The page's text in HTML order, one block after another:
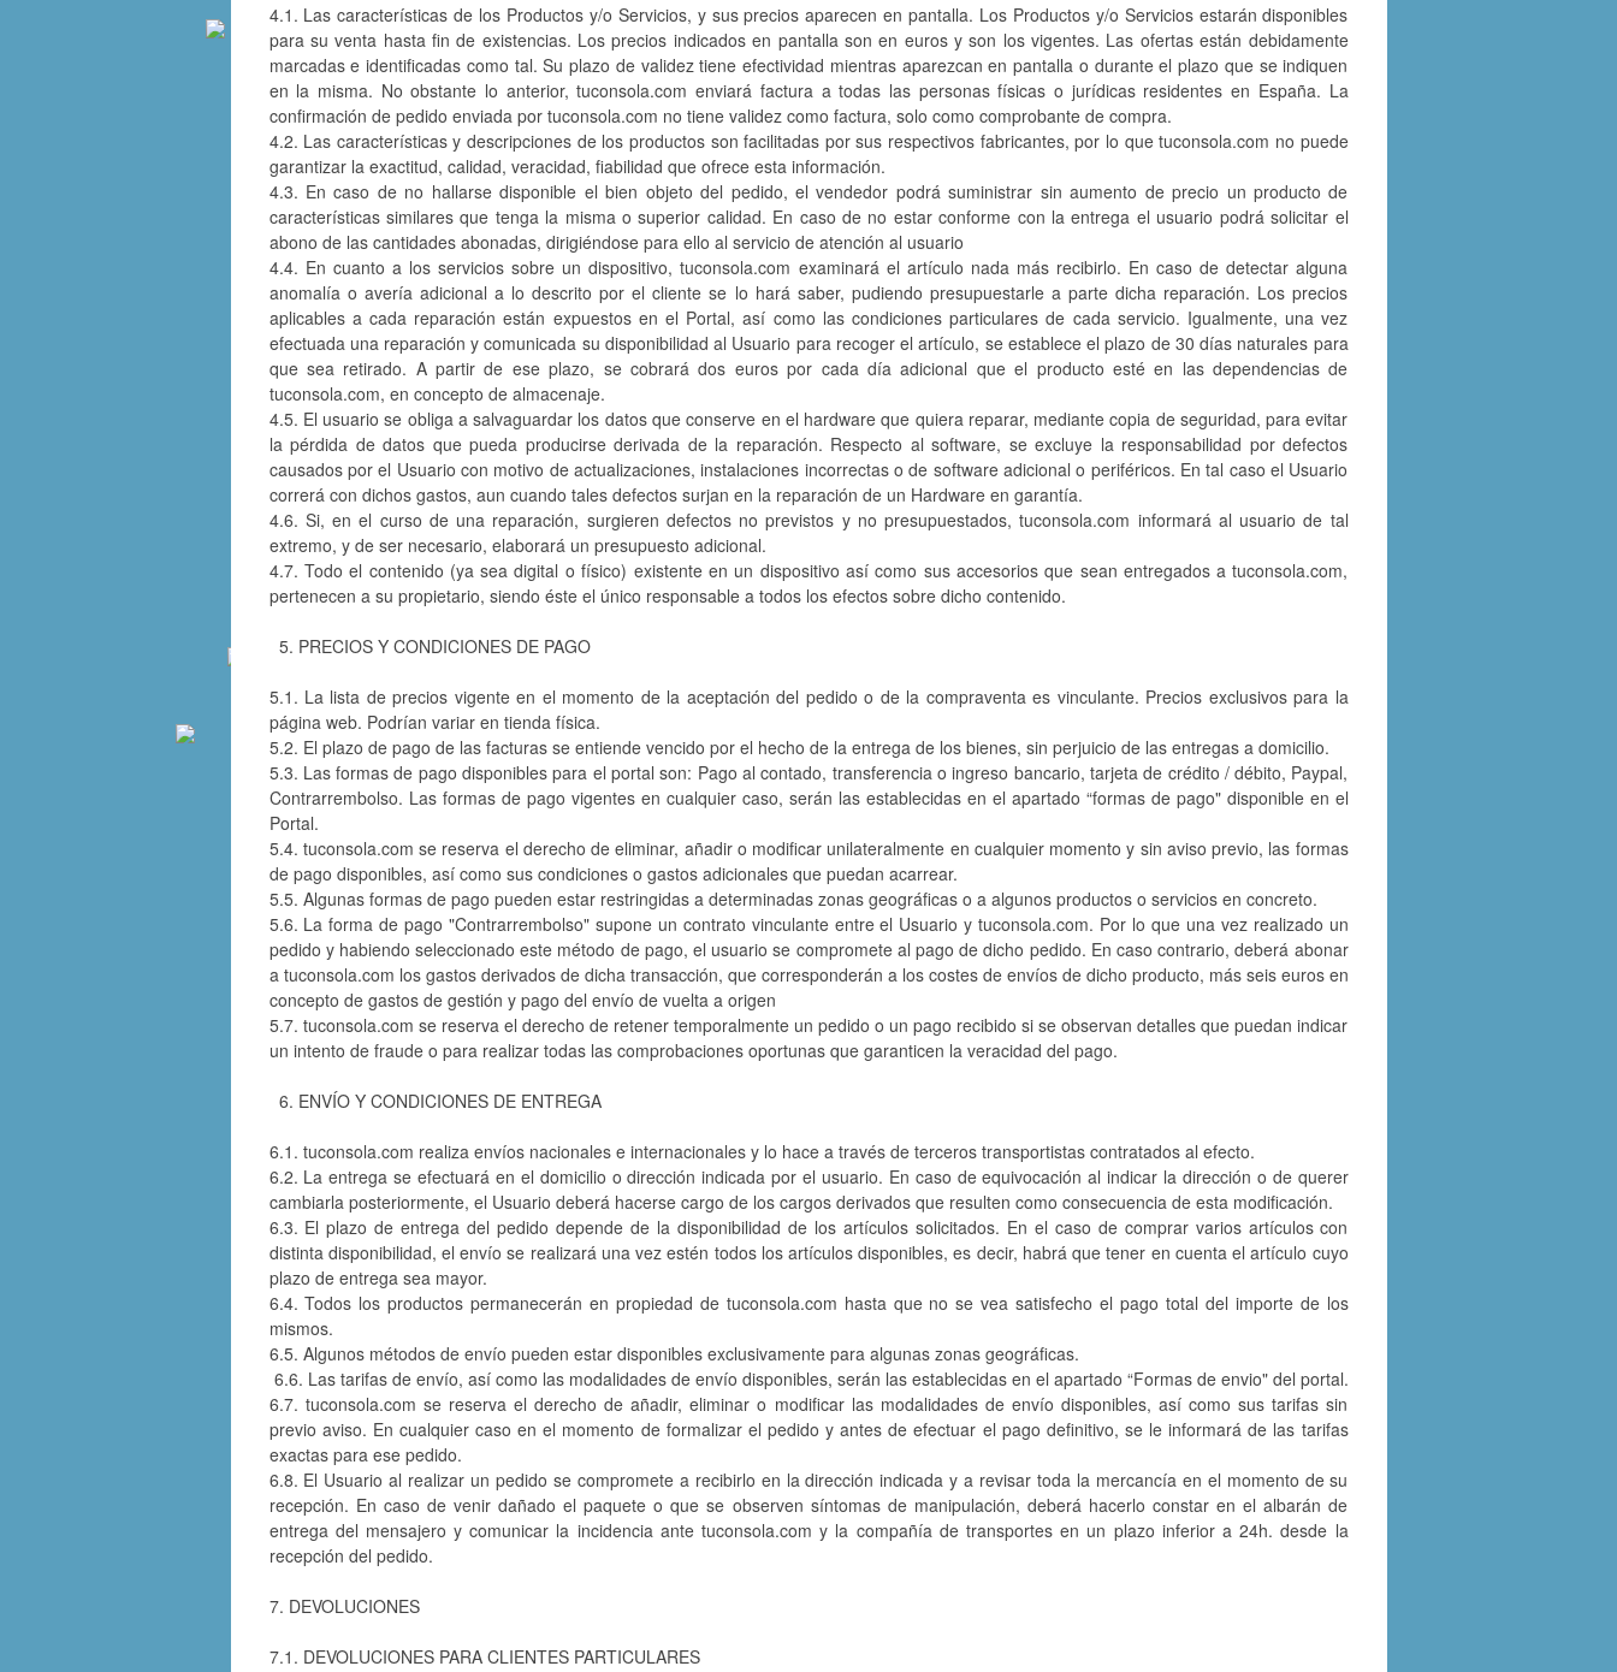
4.1. Las características de los Productos y/o Servicios, y sus precios aparecen en pantalla. Los Productos y/o Servicios estarán disponibles
para su venta hasta fin de existencias. Los precios indicados en pantalla son en euros y son los vigentes. Las ofertas están debidamente
marcadas e identificadas como tal. Su plazo de validez tiene efectividad mientras aparezcan en pantalla o durante el plazo que se indiquen
en la misma. No obstante lo anterior, tuconsola.com enviará factura a todas las personas físicas o jurídicas residentes en España. La
confirmación de pedido enviada por tuconsola.com no tiene validez como factura, solo como comprobante de compra.
4.2. Las características y descripciones de los productos son facilitadas por sus respectivos fabricantes, por lo que tuconsola.com no puede
garantizar la exactitud, calidad, veracidad, fiabilidad que ofrece esta información.
4.3. En caso de no hallarse disponible el bien objeto del pedido, el vendedor podrá suministrar sin aumento de precio un producto de
características similares que tenga la misma o superior calidad. En caso de no estar conforme con la entrega el usuario podrá solicitar el
abono de las cantidades abonadas, dirigiéndose para ello al servicio de atención al usuario
4.4. En cuanto a los servicios sobre un dispositivo, tuconsola.com examinará el artículo nada más recibirlo. En caso de detectar alguna
anomalía o avería adicional a lo descrito por el cliente se lo hará saber, pudiendo presupuestarle a parte dicha reparación. Los precios
aplicables a cada reparación están expuestos en el Portal, así como las condiciones particulares de cada servicio. Igualmente, una vez
efectuada una reparación y comunicada su disponibilidad al Usuario para recoger el artículo, se establece el plazo de 30 días naturales para
que sea retirado. A partir de ese plazo, se cobrará dos euros por cada día adicional que el producto esté en las dependencias de
tuconsola.com, en concepto de almacenaje.
4.5. El usuario se obliga a salvaguardar los datos que conserve en el hardware que quiera reparar, mediante copia de seguridad, para evitar
la pérdida de datos que pueda producirse derivada de la reparación. Respecto al software, se excluye la responsabilidad por defectos
causados por el Usuario con motivo de actualizaciones, instalaciones incorrectas o de software adicional o periféricos. En tal caso el Usuario
correrá con dichos gastos, aun cuando tales defectos surjan en la reparación de un Hardware en garantía.
4.6. Si, en el curso de una reparación, surgieren defectos no previstos y no presupuestados, tuconsola.com informará al usuario de tal
extremo, y de ser necesario, elaborará un presupuesto adicional.
4.7. Todo el contenido (ya sea digital o físico) existente en un dispositivo así como sus accesorios que sean entregados a tuconsola.com,
pertenecen a su propietario, siendo éste el único responsable a todos los efectos sobre dicho contenido.
5. PRECIOS Y CONDICIONES DE PAGO
5.1. La lista de precios vigente en el momento de la aceptación del pedido o de la compraventa es vinculante. Precios exclusivos para la
página web. Podrían variar en tienda física.
5.2. El plazo de pago de las facturas se entiende vencido por el hecho de la entrega de los bienes, sin perjuicio de las entregas a domicilio.
5.3. Las formas de pago disponibles para el portal son: Pago al contado, transferencia o ingreso bancario, tarjeta de crédito / débito, Paypal,
Contrarrembolso. Las formas de pago vigentes en cualquier caso, serán las establecidas en el apartado “formas de pago" disponible en el
Portal.
5.4. tuconsola.com se reserva el derecho de eliminar, añadir o modificar unilateralmente en cualquier momento y sin aviso previo, las formas
de pago disponibles, así como sus condiciones o gastos adicionales que puedan acarrear.
5.5. Algunas formas de pago pueden estar restringidas a determinadas zonas geográficas o a algunos productos o servicios en concreto.
5.6. La forma de pago "Contrarrembolso" supone un contrato vinculante entre el Usuario y tuconsola.com. Por lo que una vez realizado un
pedido y habiendo seleccionado este método de pago, el usuario se compromete al pago de dicho pedido. En caso contrario, deberá abonar
a tuconsola.com los gastos derivados de dicha transacción, que corresponderán a los costes de envíos de dicho producto, más seis euros en
concepto de gastos de gestión y pago del envío de vuelta a origen
5.7. tuconsola.com se reserva el derecho de retener temporalmente un pedido o un pago recibido si se observan detalles que puedan indicar
un intento de fraude o para realizar todas las comprobaciones oportunas que garanticen la veracidad del pago.
6. ENVÍO Y CONDICIONES DE ENTREGA
6.1. tuconsola.com realiza envíos nacionales e internacionales y lo hace a través de terceros transportistas contratados al efecto.
6.2. La entrega se efectuará en el domicilio o dirección indicada por el usuario. En caso de equivocación al indicar la dirección o de querer
cambiarla posteriormente, el Usuario deberá hacerse cargo de los cargos derivados que resulten como consecuencia de esta modificación.
6.3. El plazo de entrega del pedido depende de la disponibilidad de los artículos solicitados. En el caso de comprar varios artículos con
distinta disponibilidad, el envío se realizará una vez estén todos los artículos disponibles, es decir, habrá que tener en cuenta el artículo cuyo
plazo de entrega sea mayor.
6.4. Todos los productos permanecerán en propiedad de tuconsola.com hasta que no se vea satisfecho el pago total del importe de los
mismos.
6.5. Algunos métodos de envío pueden estar disponibles exclusivamente para algunas zonas geográficas.
6.6. Las tarifas de envío, así como las modalidades de envío disponibles, serán las establecidas en el apartado “Formas de envio" del portal.
6.7. tuconsola.com se reserva el derecho de añadir, eliminar o modificar las modalidades de envío disponibles, así como sus tarifas sin
previo aviso. En cualquier caso en el momento de formalizar el pedido y antes de efectuar el pago definitivo, se le informará de las tarifas
exactas para ese pedido.
6.8. El Usuario al realizar un pedido se compromete a recibirlo en la dirección indicada y a revisar toda la mercancía en el momento de su
recepción. En caso de venir dañado el paquete o que se observen síntomas de manipulación, deberá hacerlo constar en el albarán de
entrega del mensajero y comunicar la incidencia ante tuconsola.com y la compañía de transportes en un plazo inferior a 24h. desde la
recepción del pedido.
7. DEVOLUCIONES
7.1. DEVOLUCIONES PARA CLIENTES PARTICULARES